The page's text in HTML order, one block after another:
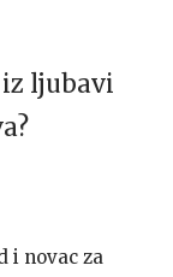
ljubavi
i novac za